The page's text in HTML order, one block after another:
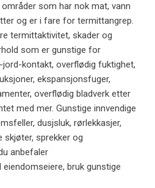
som har nok mat, vann
og er i fare for termittangrep.
termittaktivitet, skader og
som er gunstige for
kontakt, overflødig fuktighet,
ekspansjonsfuger,
overflødig bladverk etter
med mer. Gunstige innvendige
dusjsluk, rørlekkasjer,
skjøter, sprekker og
anbefaler
bruk gunstige